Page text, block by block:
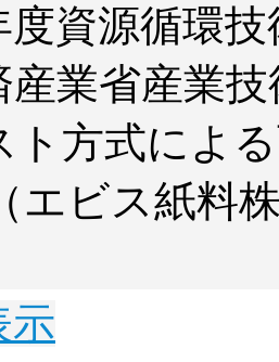
度資源循環
産業省産業
ト方式によ
エビス紙料
示